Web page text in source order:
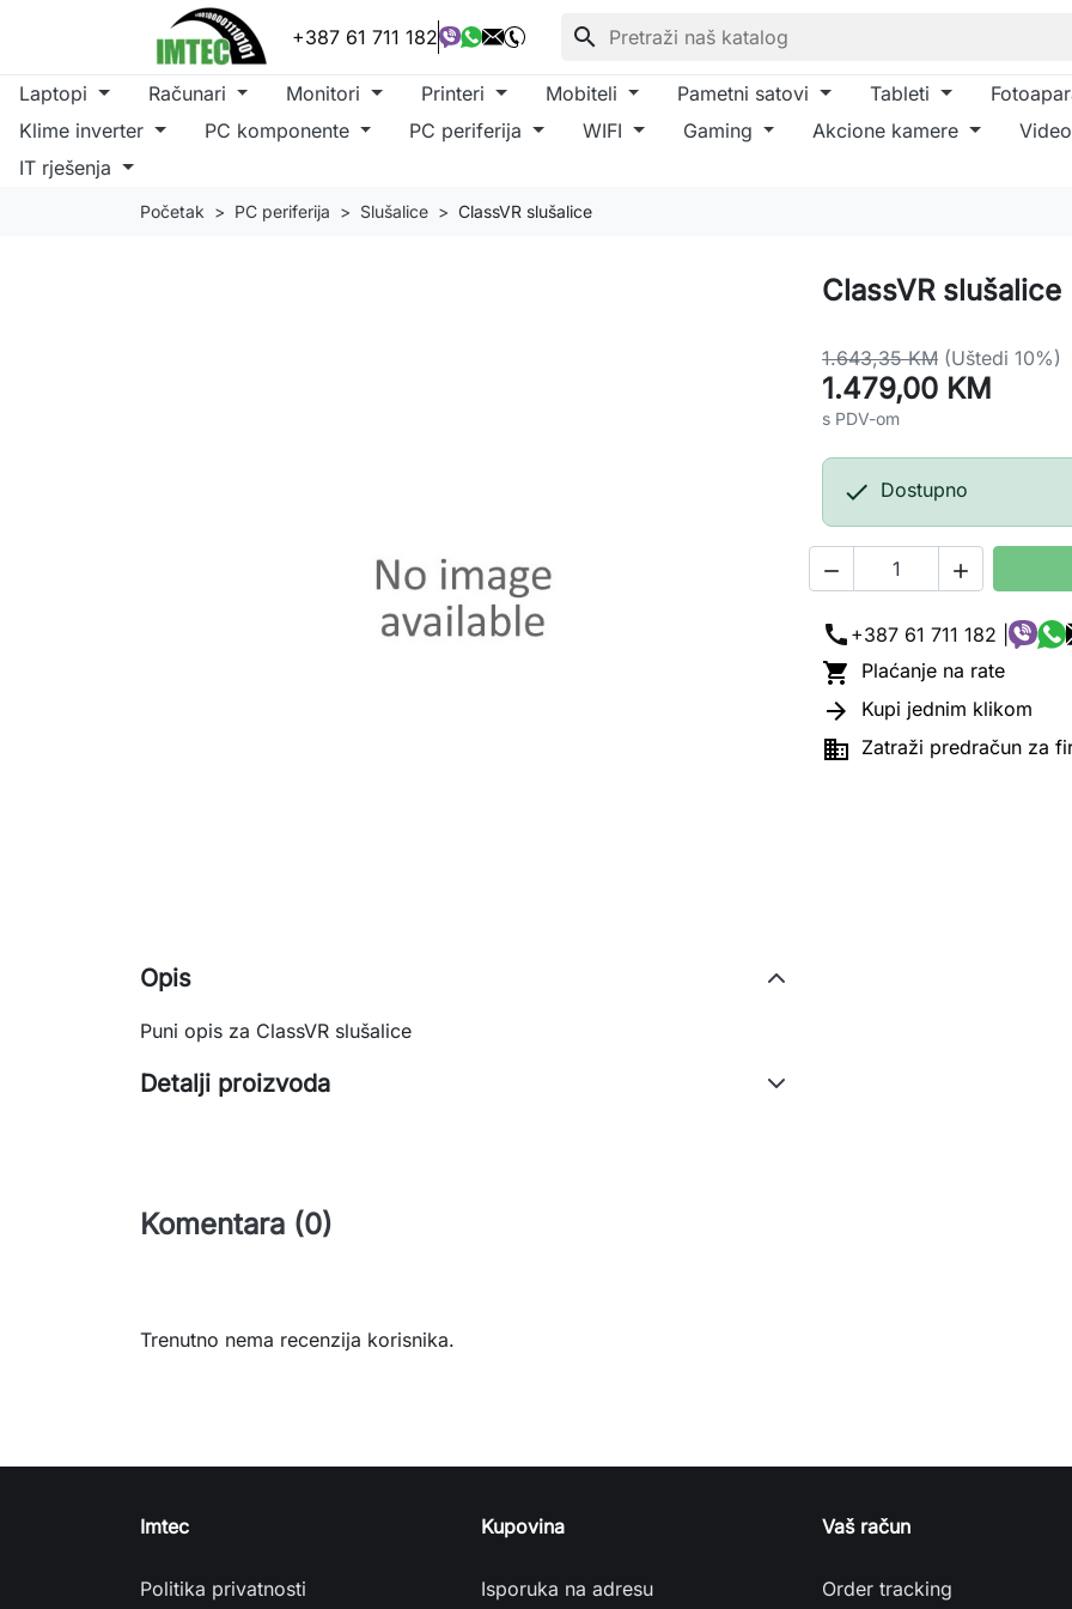
+387 61 711 182 search
Laptopi Računari Monitori Printeri Mobiteli Pametni satovi Tableti
Klime inverter
PC komponente PC periferija WIFI Gaming Akcione kamere
IT rješenja
Početak PC periferija Slušalice ClassVR slušalice
ClassVR slušalice
1.643,35 KM (Uštedi 10%)
1.479,00 KM
s PDV-om
 Dostupno
 
call +387 61 711 182 |
 Plaćanje na rate
 Kupi jednim klikom
 Zatraži predračun za
Opis
Puni opis za ClassVR slušalice
Detalji proizvoda
Komentara (0)
Trenutno nema recenzija korisnika.
Imtec
Politika privatnosti
Kupovina
Isporuka na adresu
Vaš račun
Order tracking